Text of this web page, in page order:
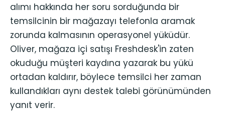
alımı hakkında her soru sorduğunda bir
temsilcinin bir mağazayı telefonla aramak
zorunda kalmasının operasyonel yüküdür.
Oliver, mağaza içi satışı Freshdesk'in zaten
okuduğu müşteri kaydına yazarak bu yükü
ortadan kaldırır, böylece temsilci her zaman
kullandıkları aynı destek talebi görünümünden
yanıt verir.